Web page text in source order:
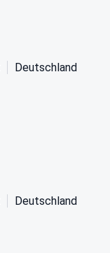
Deutschland
Deutschland